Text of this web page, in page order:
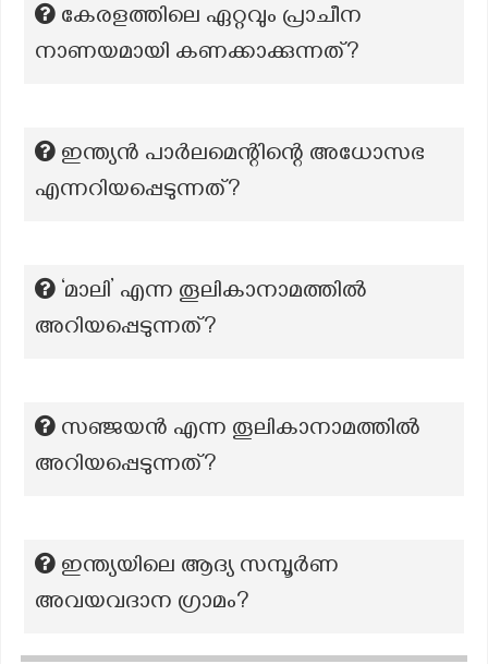
കേരളത്തിലെ ഏറ്റവും പ്രാചീന
നാണയമായി കണക്കാക്കുന്നത്?
ഇന്ത്യൻ പാർലമെന്റിന്റെ അധോസഭ
എന്നറിയപ്പെടുന്നത്?
‘മാലി’ എന്ന തൂലികാനാമത്തില്‍
അറിയപ്പെടുന്നത്?
സഞ്ജയന്‍ എന്ന തൂലികാനാമത്തില്‍
അറിയപ്പെടുന്നത്?
ഇന്ത്യയിലെ ആദ്യ സമ്പൂർണ
അവയവദാന ഗ്രാമം?